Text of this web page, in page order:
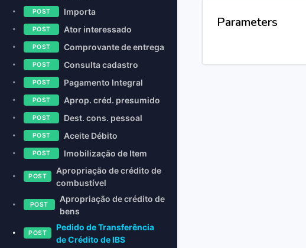
POST Importa
POST Ator interessado
POST Comprovante de entrega
POST Consulta cadastro
POST Pagamento Integral
POST Aprop. créd. presumido
POST Dest. cons. pessoal
POST Aceite Débito
POST Imobilização de Item
POST
Apropriação de crédito de
combustível
POST
Apropriação de crédito de
bens
POST
Pedido de Transferência
de Crédito de IBS
Parameters